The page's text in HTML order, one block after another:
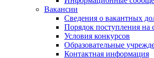
Вакансии
Сведения о вакантных
Порядок поступления на
Условия конкурсов
Образовательные
Контактная информация